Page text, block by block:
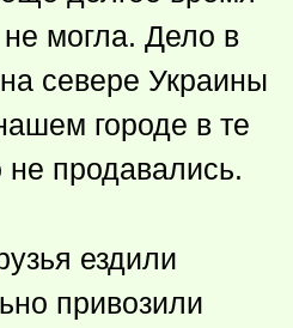
не могла. Дело в
севере Украины
городе в те
продавались.
ездили
привозили